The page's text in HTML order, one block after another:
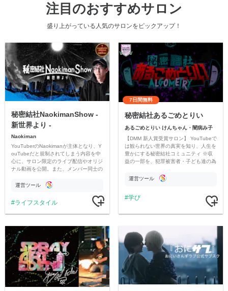
注目のおすすめサロン
盛り上がっている人気のサロンをピックアップ！
秘密結社NaokimanShow -
新世界より -
Naokiman
YouTuberのNaokimanが主体となり、Y
ouTubeだと規制されてしまう内容を中
心に、サロン限定のライブ配信やオリジ
ナル動画を公開。また、メンバー同士の
ただいています。
運営ツール
ライフスタイル
7日間無料
秘密結社あるごめとりい
あるごめとりい けんちゃん・闇病み子
【DMM 新人賞受賞サロン】 YouTubeで
は観られない世界の真実を知り、人生を
豊かにする秘密結社コミュニティ ※収
益の一部を、犯罪被害者・子ども達の為
す運営ツール
学び